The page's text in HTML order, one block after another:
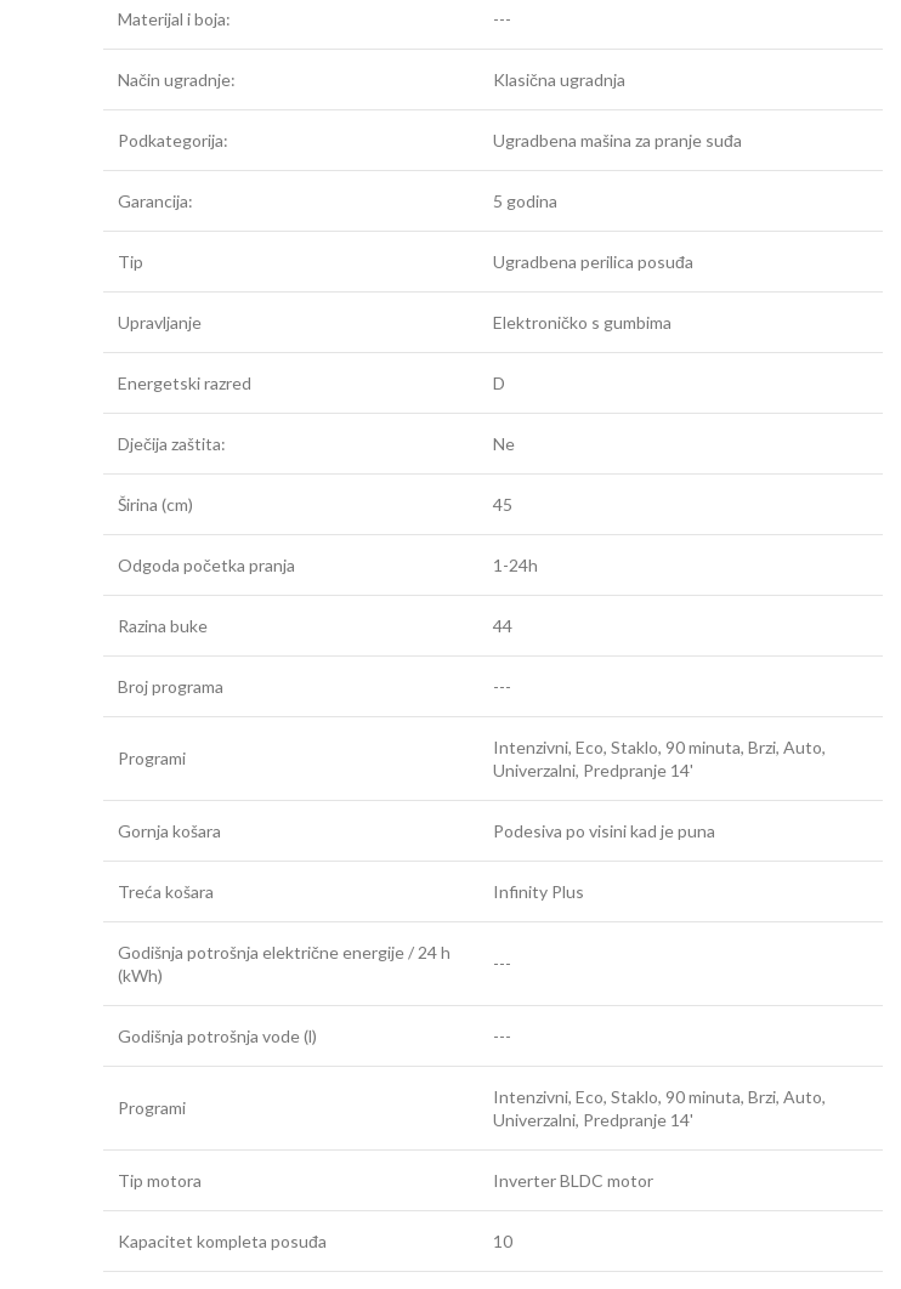
Materijal i boja: ---
Način ugradnje: Klasična ugradnja
Podkategorija: Ugradbena mašina za pranje suđa
Garancija: 5 godina
Tip Ugradbena perilica posuđa
Upravljanje Elektroničko s gumbima
Energetski razred D
Dječija zaštita: Ne
Širina (cm) 45
Odgoda početka pranja 1-24h
Razina buke 44
Broj programa ---
Programi
Intenzivni, Eco, Staklo, 90 minuta, Brzi, Auto,
Univerzalni, Predpranje 14'
Gornja košara Podesiva po visini kad je puna
Treća košara Infinity Plus
Godišnja potrošnja električne energije / 24 h
(kWh)
---
Godišnja potrošnja vode (l) ---
Programi
Intenzivni, Eco, Staklo, 90 minuta, Brzi, Auto,
Univerzalni, Predpranje 14'
Tip motora Inverter BLDC motor
Kapacitet kompleta posuđa 10